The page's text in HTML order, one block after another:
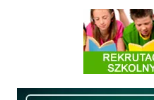
Informacja o
Międzyzakładowa Kasa Zapomogowo -